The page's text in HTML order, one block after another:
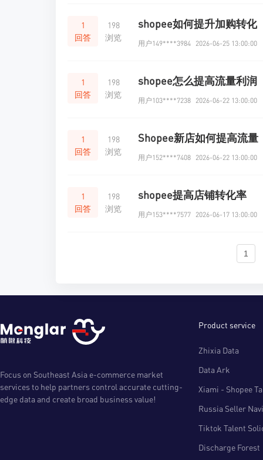
1
回答
198
浏览
shopee如何提升加购转化
用户149****3984 2026-06-25 13:00:00
1
回答
198
浏览
shopee怎么提高流量利润
用户103****7238 2026-06-22 13:00:00
1
回答
198
浏览
Shopee新店如何提高流量
用户152****7408 2026-06-22 13:00:00
1
回答
198
浏览
shopee提高店铺转化率
用户153****7577 2026-06-17 13:00:00
1
Focus on Southeast Asia e-commerce market
services to help partners control accurate cutting-
edge data and create broad business value!
Product service
Zhixia Data
Data Ark
Xiami - Shopee
Russia Seller
Tiktok Talent
Discharge Forest